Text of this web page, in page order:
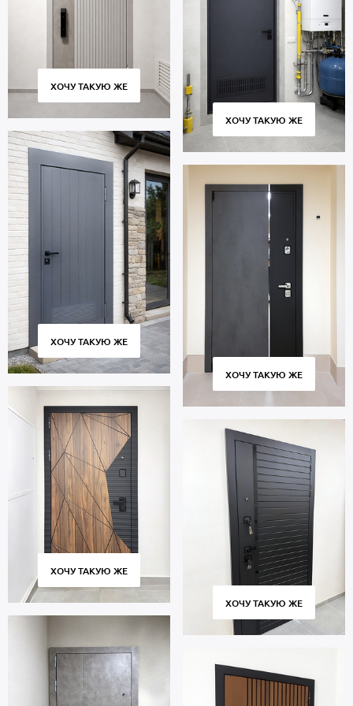
ХОЧУ ТАКУЮ ЖЕ
ХОЧУ ТАКУЮ ЖЕ
ХОЧУ ТАКУЮ ЖЕ
ХОЧУ ТАКУЮ ЖЕ
ХОЧУ ТАКУЮ ЖЕ
ХОЧУ ТАКУЮ ЖЕ